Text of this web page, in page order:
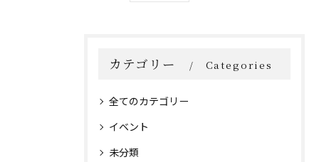
カテゴリー Categories
全てのカテゴリー
イベント
未分類